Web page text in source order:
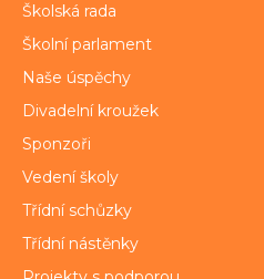
Školská rada
Školní parlament
Naše úspěchy
Divadelní kroužek
Sponzoři
Vedení školy
Třídní schůzky
Třídní nástěnky